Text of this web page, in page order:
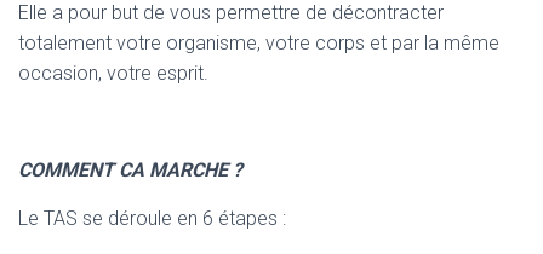
Elle a pour but de vous permettre de décontracter
totalement votre organisme, votre corps et par la même
occasion, votre esprit.
COMMENT CA MARCHE ?
Le TAS se déroule en 6 étapes :